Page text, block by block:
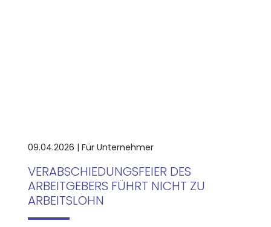
09.04.2026 | Für Unternehmer
VERABSCHIEDUNGSFEIER DES
ARBEITGEBERS FÜHRT NICHT ZU
ARBEITSLOHN